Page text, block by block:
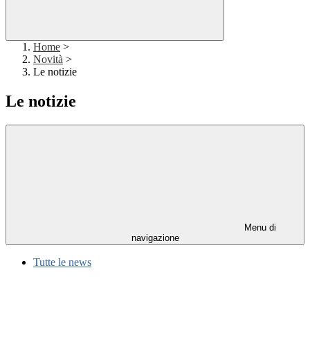
Home >
Novità >
Le notizie
Le notizie
Menu di
navigazione
Tutte le news